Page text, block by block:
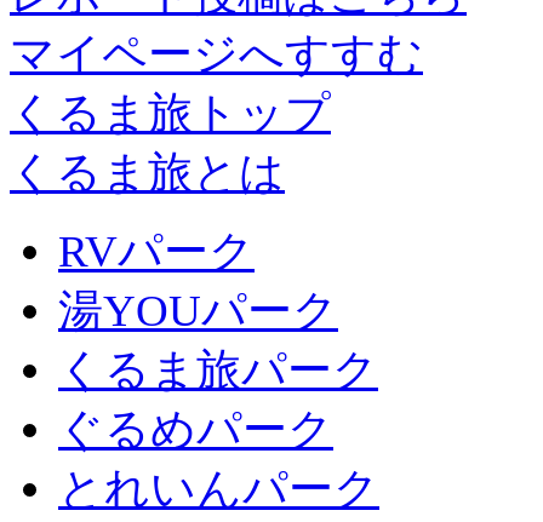
マイページへすすむ
くるま旅トップ
くるま旅とは
RVパーク
湯YOUパーク
くるま旅パーク
ぐるめパーク
とれいんパーク